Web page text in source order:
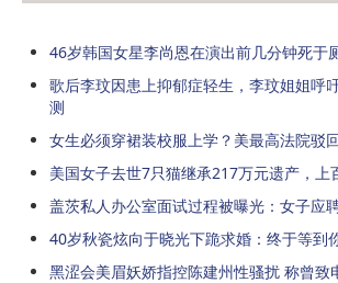
46岁韩国女星李尚恩在演出前几分钟死于
歌后李玟因患上抑郁症轻生，李玟姐姐呼
测
女生必须穿裙装校服上学？美最高法院驳
美国女子去世7只猫继承217万元遗产，上
盖茨私人办公室面试过程被曝光：女子应
40岁秋瓷炫向于晓光下跪求婚：终于等到
黑涩会美眉妖娇指控陈建州性骚扰 称曾致